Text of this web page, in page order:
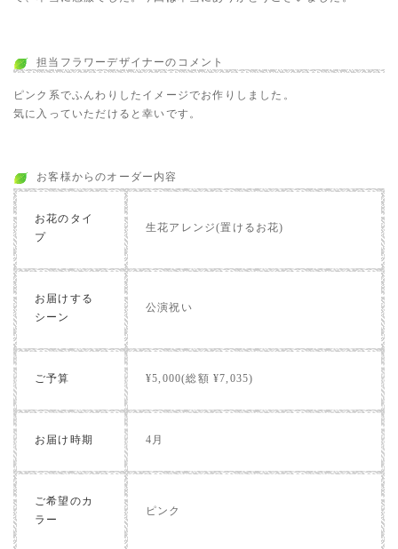
担当フラワーデザイナーのコメント
ピンク系でふんわりしたイメージでお作りしました。
気に入っていただけると幸いです。
お客様からのオーダー内容
お花のタイ
プ
生花アレンジ(置けるお花)
お届けする
シーン
公演祝い
ご予算 ¥5,000(総額 ¥7,035)
お届け時期 4月
ご希望のカ
ラー
ピンク